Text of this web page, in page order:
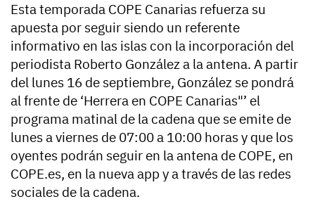
Esta temporada COPE Canarias refuerza su
apuesta por seguir siendo un referente
informativo en las islas con la incorporación del
periodista Roberto González a la antena. A partir
del lunes 16 de septiembre, González se pondrá
al frente de ‘Herrera en COPE Canarias"’ el
programa matinal de la cadena que se emite de
lunes a viernes de 07:00 a 10:00 horas y que los
oyentes podrán seguir en la antena de COPE, en
COPE.es, en la nueva app y a través de las redes
sociales de la cadena.